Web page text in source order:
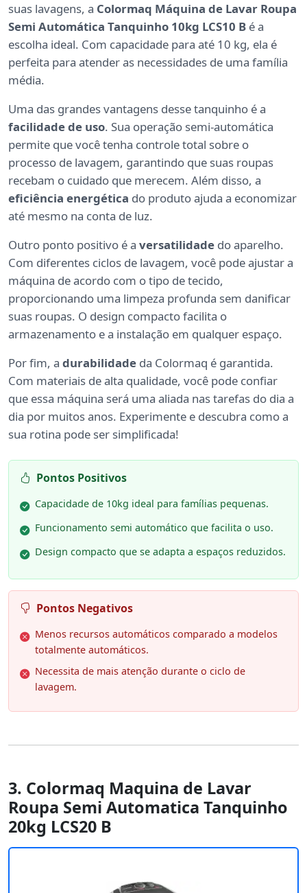
suas lavagens, a Colormaq Máquina de Lavar Roupa
Semi Automática Tanquinho 10kg LCS10 B é a
escolha ideal. Com capacidade para até 10 kg, ela é
perfeita para atender as necessidades de uma família
média.
Uma das grandes vantagens desse tanquinho é a
facilidade de uso. Sua operação semi-automática
permite que você tenha controle total sobre o
processo de lavagem, garantindo que suas roupas
recebam o cuidado que merecem. Além disso, a
eficiência energética do produto ajuda a economizar
até mesmo na conta de luz.
Outro ponto positivo é a versatilidade do aparelho.
Com diferentes ciclos de lavagem, você pode ajustar a
máquina de acordo com o tipo de tecido,
proporcionando uma limpeza profunda sem danificar
suas roupas. O design compacto facilita o
armazenamento e a instalação em qualquer espaço.
Por fim, a durabilidade da Colormaq é garantida.
Com materiais de alta qualidade, você pode confiar
que essa máquina será uma aliada nas tarefas do dia a
dia por muitos anos. Experimente e descubra como a
sua rotina pode ser simplificada!
Pontos Positivos
Capacidade de 10kg ideal para famílias pequenas.
Funcionamento semi automático que facilita o uso.
Design compacto que se adapta a espaços reduzidos.
Pontos Negativos
Menos recursos automáticos comparado a modelos
totalmente automáticos.
Necessita de mais atenção durante o ciclo de
lavagem.
3. Colormaq Maquina de Lavar
Roupa Semi Automatica Tanquinho
20kg LCS20 B